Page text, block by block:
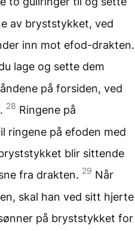
av bryststykket, ved
inn mot efod-drakten.
lage og sette dem
på forsiden, ved
28 Ringene på
ringene på efoden med
blir sittende
fra drakten. 29 Når
skal han ved sitt hjerte
på bryststykket for